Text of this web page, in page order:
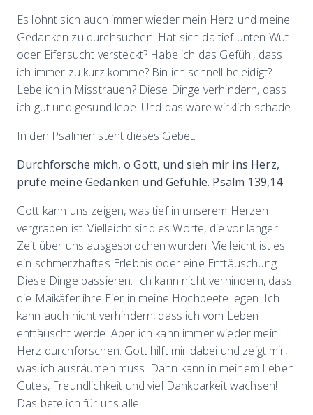
Es lohnt sich auch immer wieder mein Herz und meine
Gedanken zu durchsuchen. Hat sich da tief unten Wut
oder Eifersucht versteckt? Habe ich das Gefühl, dass
ich immer zu kurz komme? Bin ich schnell beleidigt?
Lebe ich in Misstrauen? Diese Dinge verhindern, dass
ich gut und gesund lebe. Und das wäre wirklich schade.
In den Psalmen steht dieses Gebet:
Durchforsche mich, o Gott, und sieh mir ins Herz,
prüfe meine Gedanken und Gefühle. Psalm 139,14
Gott kann uns zeigen, was tief in unserem Herzen
vergraben ist. Vielleicht sind es Worte, die vor langer
Zeit über uns ausgesprochen wurden. Vielleicht ist es
ein schmerzhaftes Erlebnis oder eine Enttäuschung.
Diese Dinge passieren. Ich kann nicht verhindern, dass
die Maikäfer ihre Eier in meine Hochbeete legen. Ich
kann auch nicht verhindern, dass ich vom Leben
enttäuscht werde. Aber ich kann immer wieder mein
Herz durchforschen. Gott hilft mir dabei und zeigt mir,
was ich ausräumen muss. Dann kann in meinem Leben
Gutes, Freundlichkeit und viel Dankbarkeit wachsen!
Das bete ich für uns alle.